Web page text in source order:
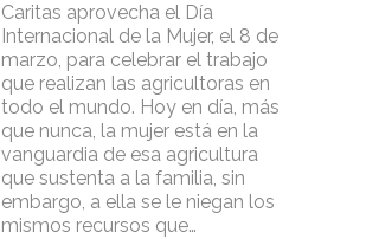
Caritas aprovecha el Día
Internacional de la Mujer, el 8 de
marzo, para celebrar el trabajo
que realizan las agricultoras en
todo el mundo. Hoy en día, más
que nunca, la mujer está en la
vanguardia de esa agricultura
que sustenta a la familia, sin
embargo, a ella se le niegan los
mismos recursos que…